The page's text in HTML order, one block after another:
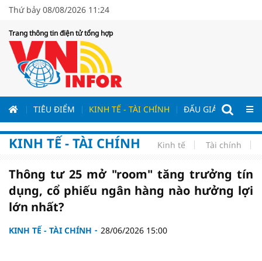
Thứ bảy 08/08/2026 11:24
Trang thông tin điện tử tổng hợp
TIÊU ĐIỂM KINH TẾ - TÀI CHÍNH ĐẤU GIÁ - ĐẤU
KINH TẾ - TÀI CHÍNH Kinh tế Tài chính
Thông tư 25 mở "room" tăng trưởng tín
dụng, cổ phiếu ngân hàng nào hưởng lợi
lớn nhất?
KINH TẾ - TÀI CHÍNH 28/06/2026 15:00